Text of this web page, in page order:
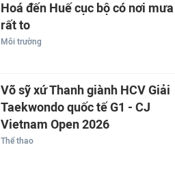
Hoá đến Huế cục bộ có nơi mưa
rất to
Môi trường
Võ sỹ xứ Thanh giành HCV Giải
Taekwondo quốc tế G1 - CJ
Vietnam Open 2026
Thể thao